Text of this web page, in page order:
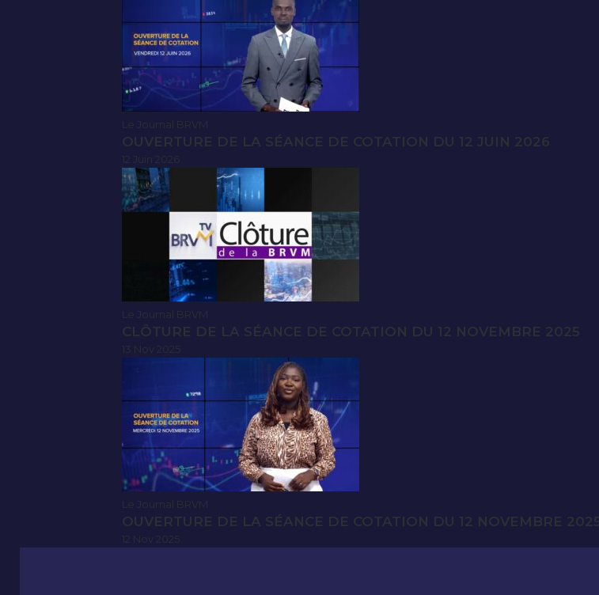
Le Journal BRVM
OUVERTURE DE LA SÉANCE DE COTATION DU 12 JUIN 2026
Le Journal BRVM
CLÔTURE DE LA SÉANCE DE COTATION DU 12 NOVEMBRE 2025
Le Journal BRVM
OUVERTURE DE LA SÉANCE DE COTATION DU 12 NOVEMBRE 2025